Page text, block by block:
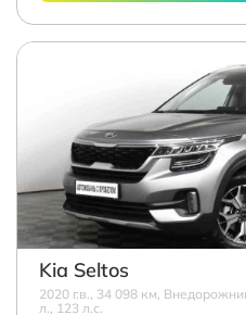
Kia Seltos
2020 г.в., 34 098 км,
л., 123 л.с.